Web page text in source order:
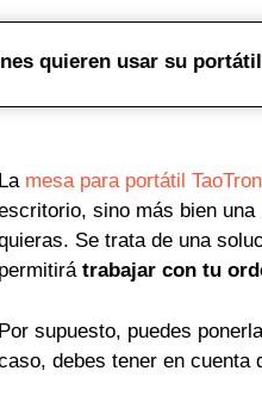
quieren usar su
La mesa para portátil
sino más bien una
Se trata de una
permitirátrabajar con tu
Por supuesto, puedes
debes tener en